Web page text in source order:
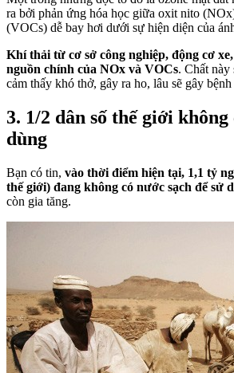
ra bởi phản ứng hóa học giữa oxit nito
(VOCs) dễ bay hơi dưới sự hiện diện của
Khí thải từ cơ sở công nghiệp, động cơ
nguồn chính của NOx và VOCs. Chất
cảm thấy khó thở, gây ra ho, lâu sẽ gây bệnh
3. 1/2 dân số thế giới không
dùng
Bạn có tin, vào thời điểm hiện tại, 1,1 tỷ
thế giới) đang không có nước sạch để sử
còn gia tăng.